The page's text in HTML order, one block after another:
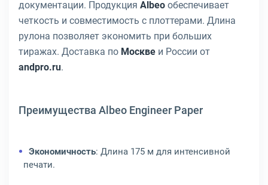
документации. Продукция Albeo обеспечивает
четкость и совместимость с плоттерами. Длина
рулона позволяет экономить при больших
тиражах. Доставка по Москве и России от
andpro.ru.
Преимущества Albeo Engineer Paper
Экономичность: Длина 175 м для интенсивной
печати.